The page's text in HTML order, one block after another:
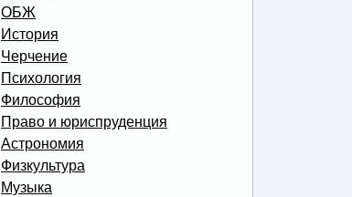
ОБЖ
История
Черчение
Психология
Философия
Право и юриспруденция
Астрономия
Физкультура
Музыка